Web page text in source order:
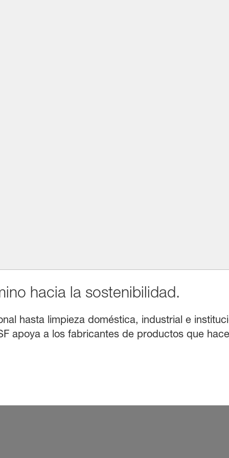
hacia la sostenibilidad.
hasta limpieza doméstica, industrial e
apoya a los fabricantes de productos que